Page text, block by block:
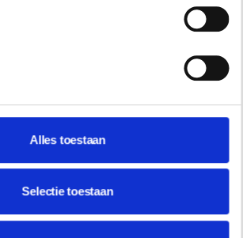
Alles toestaan
Selectie toestaan